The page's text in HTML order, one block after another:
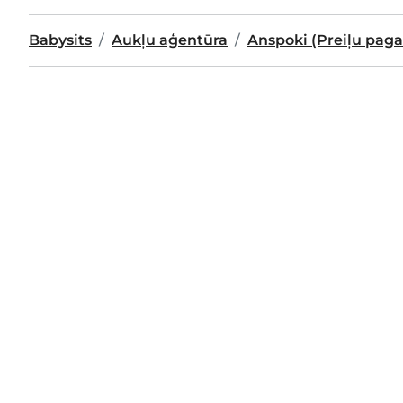
Babysits Aukļu aģentūra Anspoki (Preiļu